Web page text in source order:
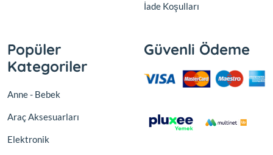
İade Koşulları
Popüler
Kategoriler
Anne - Bebek
Araç Aksesuarları
Elektronik
Güvenli Ödeme